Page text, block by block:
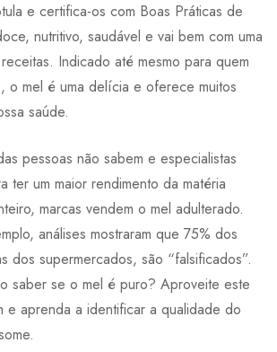
e certifica-os com Boas Práticas de
nutritivo, saudável e vai bem com uma
Indicado até mesmo para quem
o mel é uma delícia e oferece muitos
saúde.
pessoas não sabem e especialistas
ter um maior rendimento da matéria
marcas vendem o mel adulterado.
análises mostraram que 75% dos
dos supermercados, são “falsificados”.
saber se o mel é puro? Aproveite este
e aprenda a identificar a qualidade do